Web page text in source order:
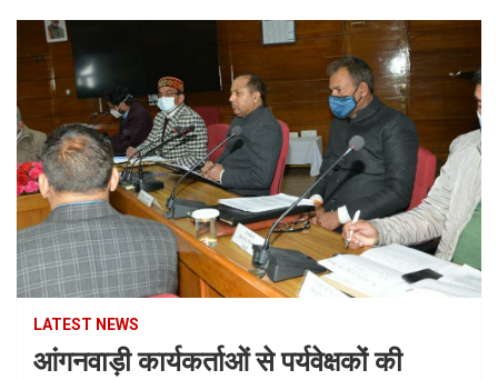
LATEST NEWS
आंगनवाड़ी कार्यकर्ताओं से पर्यवेक्षकों की